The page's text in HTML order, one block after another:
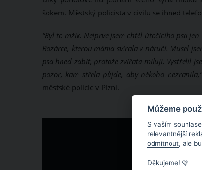
šokem. Městský policista v civilu se ihned
“Byl to mžik. Nejprve jsem chtěl útočícího psa
Rozárce, kterou máma svírala v náručí. Musel
psa hned zabít, protože zvířata miluji. Vystřelil
pozor, kam střela půjde, aby někoho nezranila,”
městské policie v Plzni.
Můžeme
S vaším
relevantnější
odmítnout, ale
Děkujeme! 🩷